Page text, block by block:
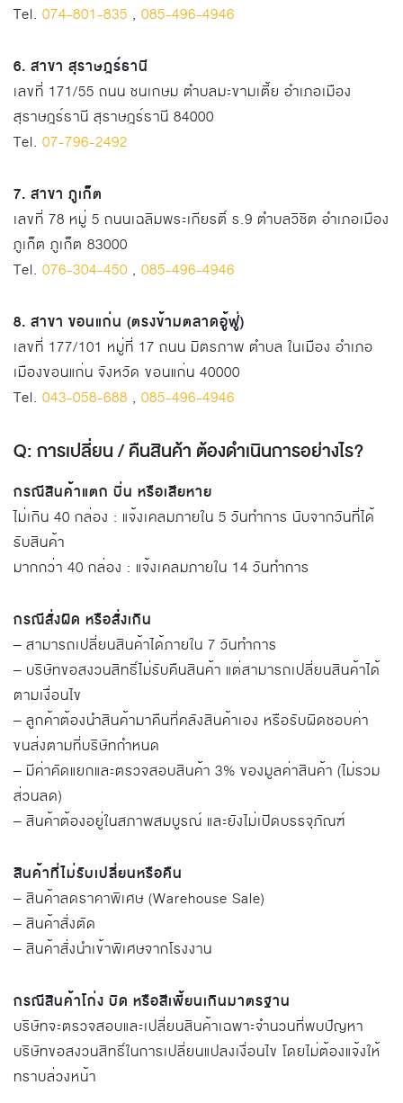
Tel. 074-801-835 , 085-496-4946
6. สาขา สุราษฎร์ธานี
เลขที่ 171/55 ถนน ชนเกษม ตำบลมะขามเตี้ย อำเภอเมือง
สุราษฎร์ธานี สุราษฎร์ธานี 84000
Tel. 07-796-2492
7. สาขา ภูเก็ต
เลขที่ 78 หมู่ 5 ถนนเฉลิมพระเกียรติ์ ร.9 ตำบลวิชิต อำเภอเมือง
ภูเก็ต ภูเก็ต 83000
Tel. 076-304-450 , 085-496-4946
8. สาขา ขอนแก่น (ตรงข้ามตลาดอู้ฟู่)
เลขที่ 177/101 หมู่ที่ 17 ถนน มิตรภาพ ตำบล ในเมือง อำเภอ
เมืองขอนแก่น จังหวัด ขอนแก่น 40000
Tel. 043-058-688 , 085-496-4946
Q: การเปลี่ยน / คืนสินค้า ต้องดำเนินการอย่างไร?
กรณีสินค้าแตก บิ่น หรือเสียหาย
ไม่เกิน 40 กล่อง : แจ้งเคลมภายใน 5 วันทำการ นับจากวันที่ได้
รับสินค้า
มากกว่า 40 กล่อง : แจ้งเคลมภายใน 14 วันทำการ
กรณีสั่งผิด หรือสั่งเกิน
– สามารถเปลี่ยนสินค้าได้ภายใน 7 วันทำการ
– บริษัทขอสงวนสิทธิ์ไม่รับคืนสินค้า แต่สามารถเปลี่ยนสินค้าได้
ตามเงื่อนไข
– ลูกค้าต้องนำสินค้ามาคืนที่คลังสินค้าเอง หรือรับผิดชอบค่า
ขนส่งตามที่บริษัทกำหนด
– มีค่าคัดแยกและตรวจสอบสินค้า 3% ของมูลค่าสินค้า (ไม่รวม
ส่วนลด)
– สินค้าต้องอยู่ในสภาพสมบูรณ์ และยังไม่เปิดบรรจุภัณฑ์
สินค้าที่ไม่รับเปลี่ยนหรือคืน
– สินค้าลดราคาพิเศษ (Warehouse Sale)
– สินค้าสั่งตัด
– สินค้าสั่งนำเข้าพิเศษจากโรงงาน
กรณีสินค้าโก่ง บิด หรือสีเพี้ยนเกินมาตรฐาน
บริษัทจะตรวจสอบและเปลี่ยนสินค้าเฉพาะจำนวนที่พบปัญหา
บริษัทขอสงวนสิทธิ์ในการเปลี่ยนแปลงเงื่อนไข โดยไม่ต้องแจ้งให้
ทราบล่วงหน้า